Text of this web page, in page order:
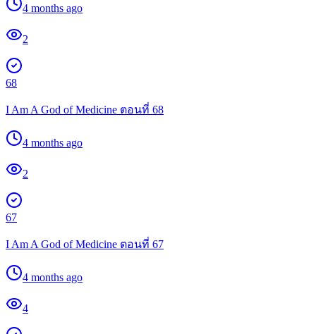
4 months ago
2
68
I Am A God of Medicine ตอนที่ 68
4 months ago
2
67
I Am A God of Medicine ตอนที่ 67
4 months ago
4